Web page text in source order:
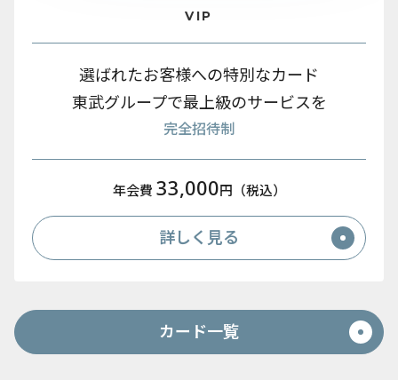
VIP
選ばれたお客様への特別なカード
東武グループで最上級のサービスを
完全招待制
年会費 33,000円（税込）
詳しく見る
カード一覧